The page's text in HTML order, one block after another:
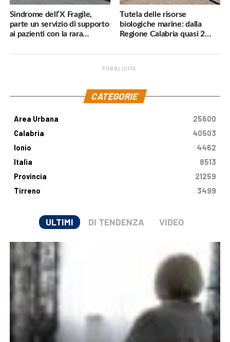
Sindrome dell’X Fragile,
parte un servizio di supporto
ai pazienti con la rara
Tutela delle risorse
biologiche marine: dalla
Regione Calabria quasi 2
PUBBLICITÀ
CATEGORIE
Area Urbana
25600
Calabria
40503
Ionio
4462
Italia
8513
Provincia
21259
Tirreno
3499
ULTIMI DI TENDENZA VIDEO